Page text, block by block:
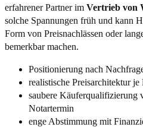
erfahrener Partner im Vertrieb von
solche Spannungen früh und kann
Form von Preisnachlässen oder
bemerkbar machen.
Positionierung nach
realistische Preisarchitektur
saubere Käuferqualifizierung
Notartermin
enge Abstimmung mit